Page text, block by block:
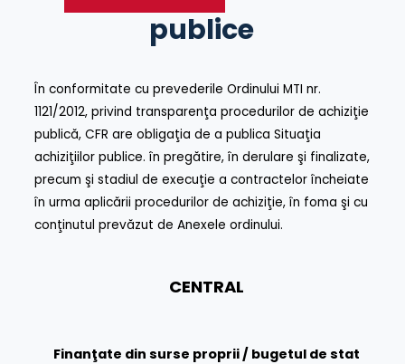
publice
În conformitate cu prevederile Ordinului MTI nr.
1121/2012, privind transparenţa procedurilor de achiziţie
publică, CFR are obligaţia de a publica Situaţia
achiziţiilor publice. în pregătire, în derulare şi finalizate,
precum şi stadiul de execuţie a contractelor încheiate
în urma aplicării procedurilor de achiziţie, în foma şi cu
conţinutul prevăzut de Anexele ordinului.
CENTRAL
Finanţate din surse proprii / bugetul de stat